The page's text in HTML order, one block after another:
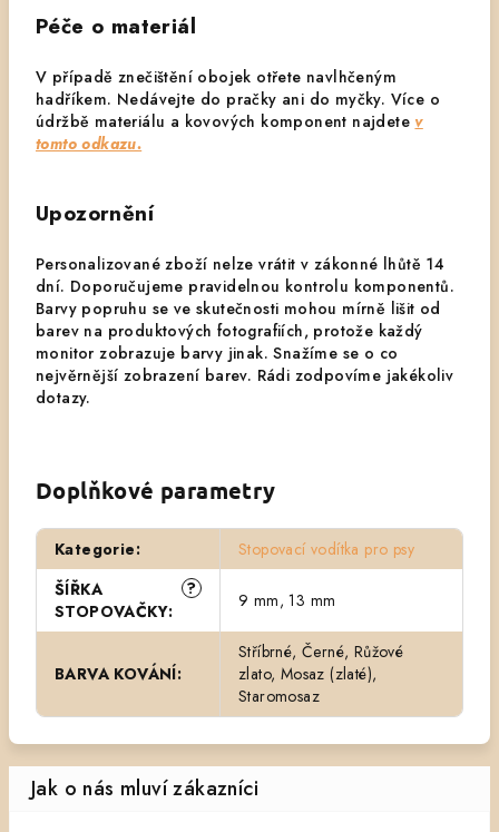
Péče o materiál
V případě znečištění obojek otřete navlhčeným
hadříkem. Nedávejte do pračky ani do myčky. Více o
údržbě materiálu a kovových komponent najdete v
tomto odkazu.
Upozornění
Personalizované zboží nelze vrátit v zákonné lhůtě 14
dní. Doporučujeme pravidelnou kontrolu komponentů.
Barvy popruhu se ve skutečnosti mohou mírně lišit od
barev na produktových fotografiích, protože každý
monitor zobrazuje barvy jinak. Snažíme se o co
nejvěrnější zobrazení barev. Rádi zodpovíme jakékoliv
dotazy.
Doplňkové parametry
Kategorie:
Stopovací vodítka pro psy
?
ŠÍŘKA
STOPOVAČKY: 9 mm, 13 mm
BARVA KOVÁNÍ:
Stříbrné, Černé, Růžové
zlato, Mosaz (zlaté),
Staromosaz